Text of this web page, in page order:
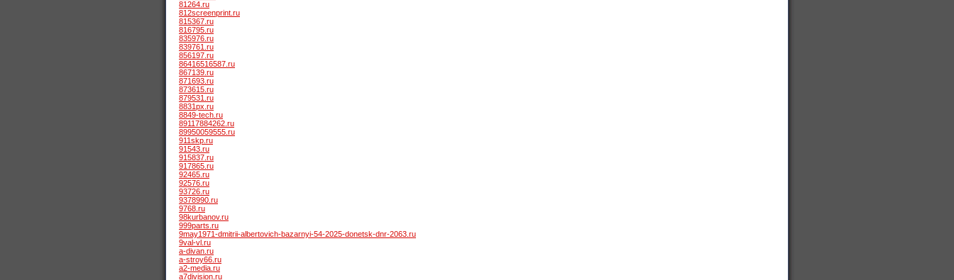
81264.ru
812screenprint.ru
815367.ru
816795.ru
835976.ru
839761.ru
856197.ru
86416516587.ru
867139.ru
871693.ru
873615.ru
879531.ru
8831px.ru
8849-tech.ru
89117884262.ru
89950059555.ru
911skp.ru
91543.ru
915837.ru
917865.ru
92465.ru
92576.ru
93726.ru
9378990.ru
9768.ru
98kurbanov.ru
999parts.ru
9may1971-dmitrii-albertovich-bazarnyi-54-2025-donetsk-dnr-2063.ru
9val-vl.ru
a-divan.ru
a-stroy66.ru
a2-media.ru
a7division.ru